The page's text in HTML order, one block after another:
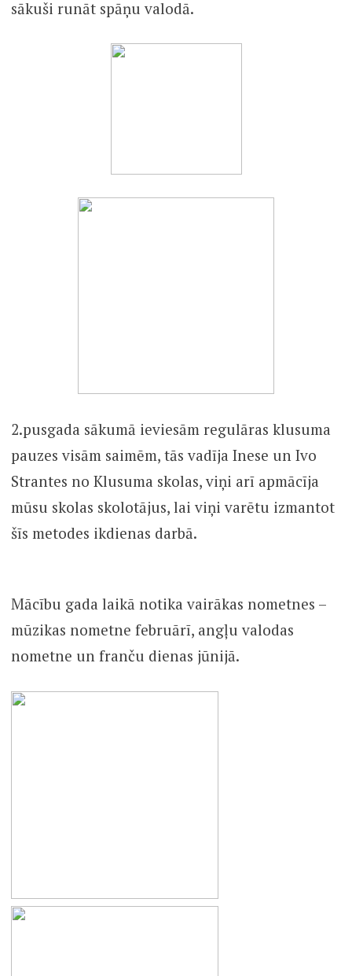
sākuši runāt spāņu valodā.
2.pusgada sākumā ieviesām regulāras klusuma
pauzes visām saimēm, tās vadīja Inese un Ivo
Strantes no Klusuma skolas, viņi arī apmācīja
mūsu skolas skolotājus, lai viņi varētu izmantot
šīs metodes ikdienas darbā.
Mācību gada laikā notika vairākas nometnes –
mūzikas nometne februārī, angļu valodas
nometne un franču dienas jūnijā.